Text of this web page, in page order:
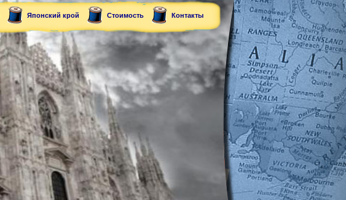
Японский крой Стоимость Контакты